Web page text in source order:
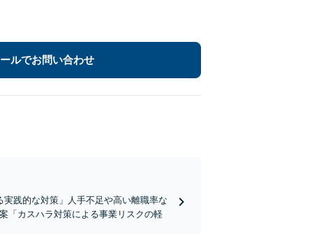
ルでお問い合わせ
実践的な対策」人手不足や高い離職率な
「カスハラ対策による事業リスクの軽